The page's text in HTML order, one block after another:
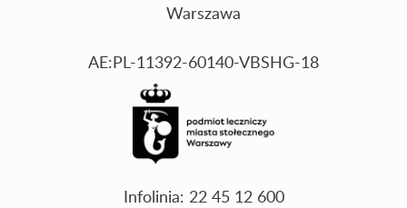
Warszawa
AE:PL-11392-60140-VBSHG-18
Infolinia: 22 45 12 600